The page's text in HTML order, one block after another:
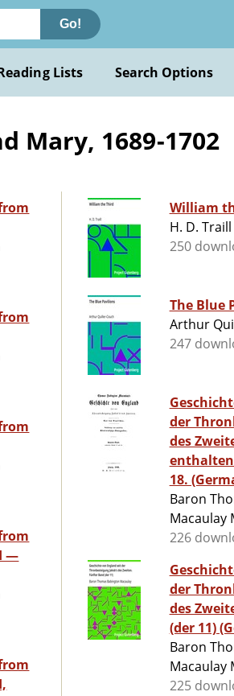
Go!
Lists Search Options
Mary, 1689-1702
—
William
H. D. Traill
250
The Blue
Arthur
247
der
des
18.
Baron
Macaulay
226
der
des
(der 11)
Baron
Macaulay
225